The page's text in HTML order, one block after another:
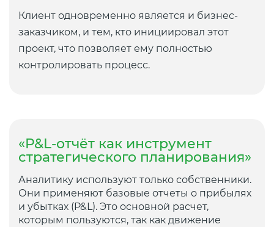
Клиент одновременно является и бизнес-
заказчиком, и тем, кто инициировал этот
проект, что позволяет ему полностью
контролировать процесс.
«P&L-отчёт как инструмент
стратегического планирования»
Аналитику используют только собственники.
Они применяют базовые отчеты о прибылях
и убытках (P&L). Это основной расчет,
которым пользуются, так как движение